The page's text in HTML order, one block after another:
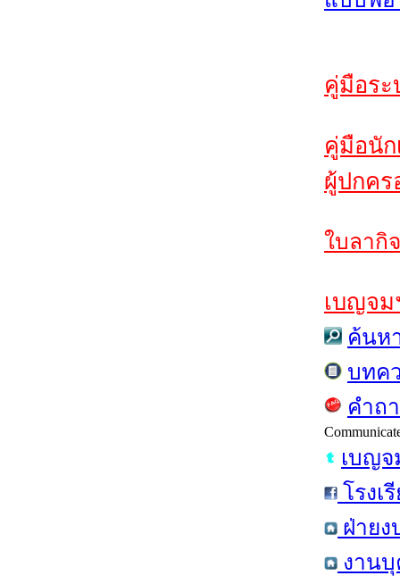
คู่มือระ
คู่มือนัก
ผู้ปกคร
ใบลากิ
เบญจม
ค้นห
บทค
คำถ
เบญ
โรงเ
ฝ่าย
งานบุ